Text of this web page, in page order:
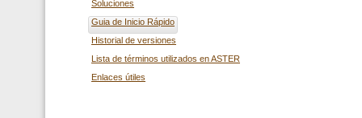
Soluciones
Guia de Inicio Rápido
Historial de versiones
Lista de términos utilizados en ASTER
Enlaces útiles